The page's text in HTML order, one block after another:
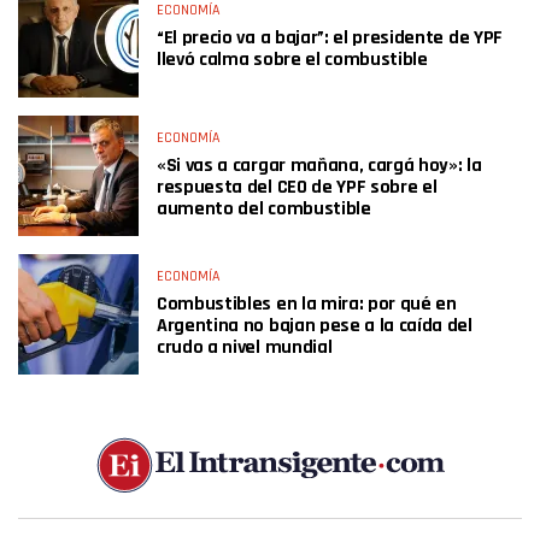
ECONOMÍA
“El precio va a bajar”: el presidente de YPF
llevó calma sobre el combustible
ECONOMÍA
«Si vas a cargar mañana, cargá hoy»: la
respuesta del CEO de YPF sobre el
aumento del combustible
ECONOMÍA
Combustibles en la mira: por qué en
Argentina no bajan pese a la caída del
crudo a nivel mundial